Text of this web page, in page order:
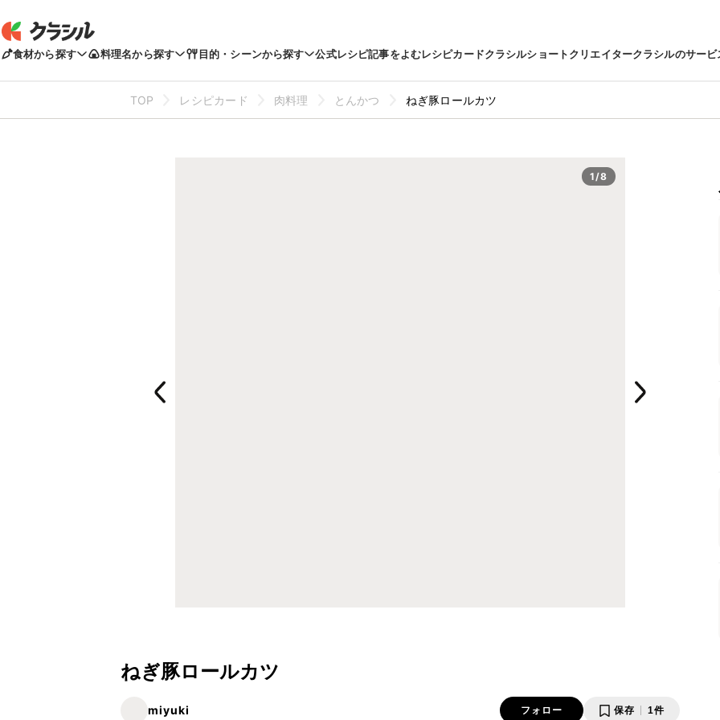
食材から探す 料理名から探す 目的・シーンから探す 公式レシピ記事をよむレシピカードクラシルショートクリエイタークラシルのサービ
TOP レシピカード 肉料理 とんかつ ねぎ豚ロールカツ
1/8
ねぎ豚ロールカツ
miyuki フォロー 保存 1件